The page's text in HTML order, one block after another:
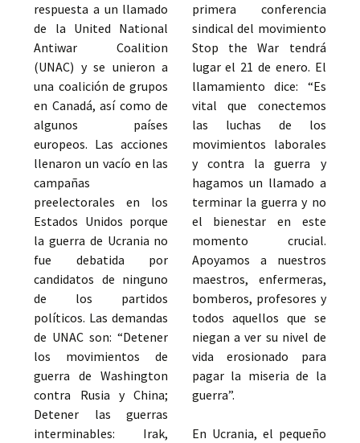
respuesta a un llamado
de la United National
Antiwar Coalition
(UNAC) y se unieron a
una coalición de grupos
en Canadá, así como de
algunos países
europeos. Las acciones
llenaron un vacío en las
campañas
preelectorales en los
Estados Unidos porque
la guerra de Ucrania no
fue debatida por
candidatos de ninguno
de los partidos
políticos. Las demandas
de UNAC son: “Detener
los movimientos de
guerra de Washington
contra Rusia y China;
Detener las guerras
interminables: Irak,
primera conferencia
sindical del movimiento
Stop the War tendrá
lugar el 21 de enero. El
llamamiento dice: “Es
vital que conectemos
las luchas de los
movimientos laborales
y contra la guerra y
hagamos un llamado a
terminar la guerra y no
el bienestar en este
momento crucial.
Apoyamos a nuestros
maestros, enfermeras,
bomberos, profesores y
todos aquellos que se
niegan a ver su nivel de
vida erosionado para
pagar la miseria de la
guerra”.
En Ucrania, el pequeño